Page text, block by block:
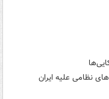
نظامی علیه ایران